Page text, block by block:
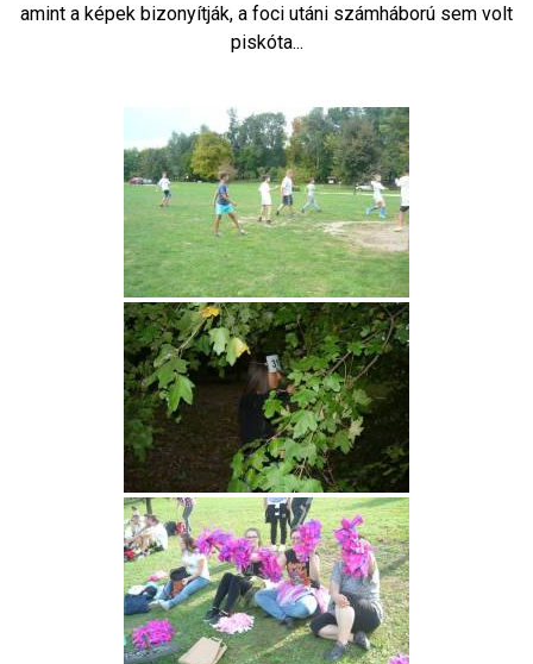
amint a képek bizonyítják, a foci utáni számháború sem volt
piskóta...